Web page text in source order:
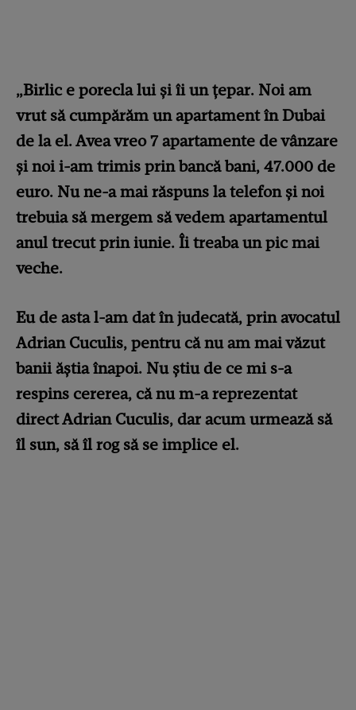
„Birlic e porecla lui și îi un țepar. Noi am
vrut să cumpărăm un apartament în Dubai
de la el. Avea vreo 7 apartamente de vânzare
și noi i-am trimis prin bancă bani, 47.000 de
euro. Nu ne-a mai răspuns la telefon și noi
trebuia să mergem să vedem apartamentul
anul trecut prin iunie. Îi treaba un pic mai
veche.
Eu de asta l-am dat în judecată, prin avocatul
Adrian Cuculis, pentru că nu am mai văzut
banii ăștia înapoi. Nu știu de ce mi s-a
respins cererea, că nu m-a reprezentat
direct Adrian Cuculis, dar acum urmează să
îl sun, să îl rog să se implice el.